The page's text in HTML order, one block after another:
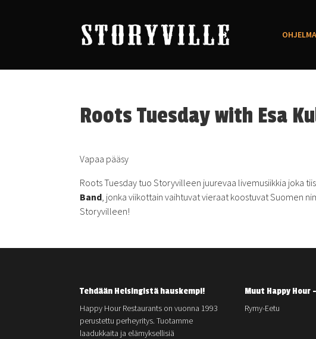
OHJELMA
Roots Tuesday with Esa
Vapaa pääsy
Roots Tuesday tuo Storyvilleen juurevaa livemusiikkia joka
Band, jonka viikottain vaihtuvat vieraat koostuvat Suomen
Storyvilleen!
Tehdään Helsingistä hauskempi!
Happy Hour Restaurants on vuonna 1993
perustettu perheyritys. Tuotamme
laadukkaita ja elämyksellisiä
Muut Happy
Rymy-Eetu